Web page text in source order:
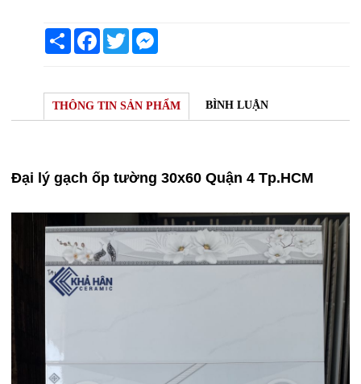
Share Facebook
Twitter
THÔNG TIN SẢN PHẨM BÌNH LUẬN
Đại lý gạch ốp tường 30x60 Quận 4 Tp.HCM